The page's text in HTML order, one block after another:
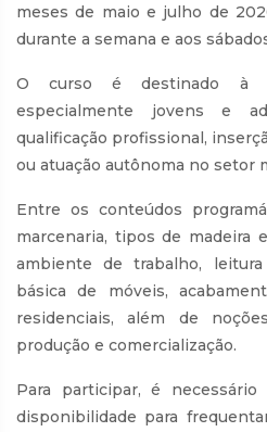
meses de maio e julho de
durante a semana e aos
O curso é destinado à
especialmente jovens e
qualificação profissional,
ou atuação autônoma no setor
Entre os conteúdos
marcenaria, tipos de madeira
ambiente de trabalho,
básica de móveis,
residenciais, além de
produção e comercialização.
Para participar, é
disponibilidade para